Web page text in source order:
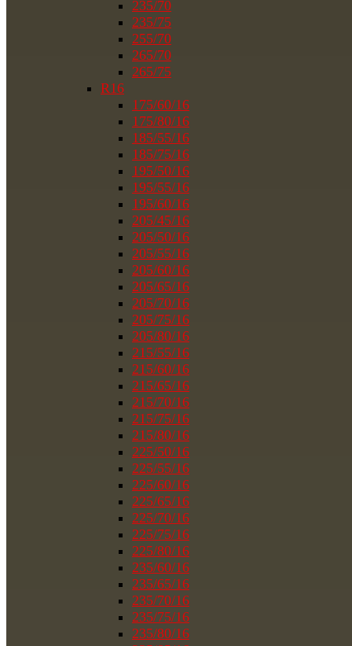
235/70
235/75
255/70
265/70
265/75
R16
175/60/16
175/80/16
185/55/16
185/75/16
195/50/16
195/55/16
195/60/16
205/45/16
205/50/16
205/55/16
205/60/16
205/65/16
205/70/16
205/75/16
205/80/16
215/55/16
215/60/16
215/65/16
215/70/16
215/75/16
215/80/16
225/50/16
225/55/16
225/60/16
225/65/16
225/70/16
225/75/16
225/80/16
235/60/16
235/65/16
235/70/16
235/75/16
235/80/16